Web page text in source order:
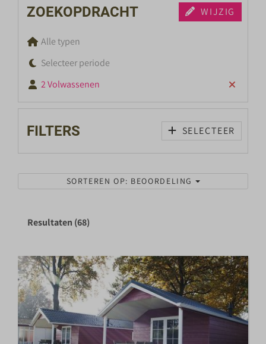
ZOEKOPDRACHT WIJZIG
Alle typen
Selecteer periode
2 Volwassenen
FILTERS SELECTEER
SORTEREN OP: BEOORDELING
Resultaten (68)